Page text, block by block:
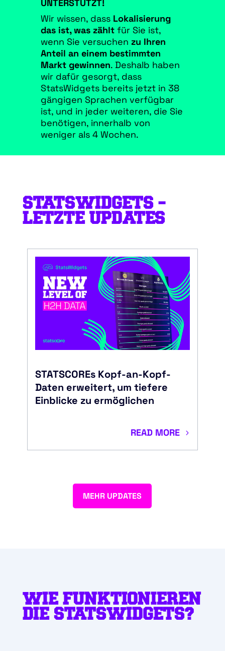
UNTERSTÜTZT!
Wir wissen, dass Lokalisierung
das ist, was zähltfür Sie ist,
wenn Sie versuchen zu Ihren
Anteil an einem bestimmten
Markt gewinnen. Deshalb haben
wir dafür gesorgt, dass
StatsWidgets bereits jetzt in 38
gängigen Sprachen verfügbar
ist, und in jeder weiteren, die Sie
benötigen, innerhalb von
weniger als 4 Wochen.
STATSWIDGETS –
LETZTE UPDATES
STATSCOREs Kopf-an-Kopf-
Daten erweitert, um tiefere
Einblicke zu ermöglichen
READ MORE
MEHR UPDATES
WIE FUNKTIONIEREN
DIE STATSWIDGETS?